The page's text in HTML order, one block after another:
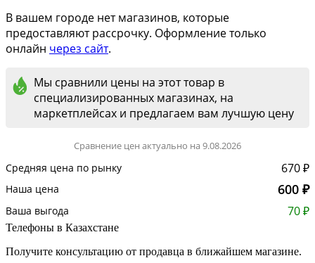
В вашем городе нет магазинов, которые
предоставляют рассрочку. Оформление только
онлайн через сайт.
Мы сравнили цены на этот товар в
специализированных магазинах, на
маркетплейсах и предлагаем вам лучшую цену
Сравнение цен актуально на 9.08.2026
Средняя цена по рынку 670 ₽
Наша цена 600 ₽
Ваша выгода 70 ₽
Телефоны в Казахстане
Получите консультацию от продавца в ближайшем магазине.